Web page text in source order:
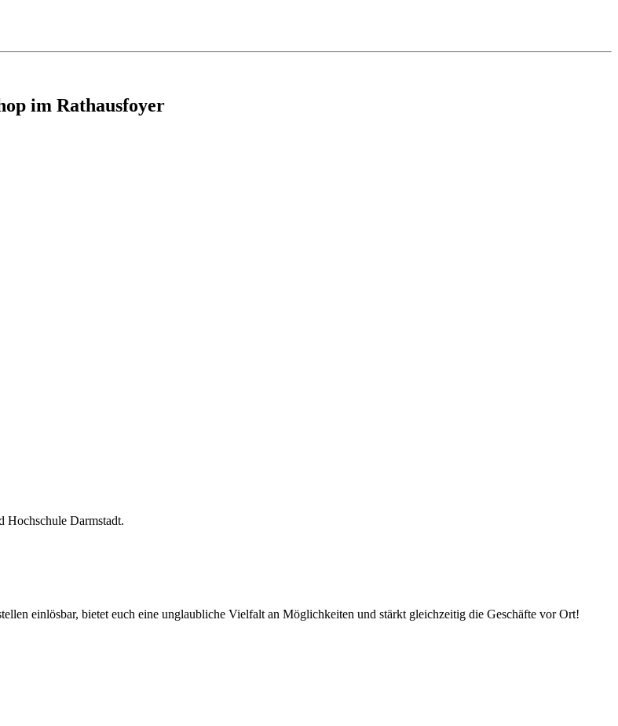
im Rathausfoyer
Hochschule Darmstadt.
einlösbar, bietet euch eine unglaubliche Vielfalt an Möglichkeiten und stärkt gleichzeitig die Geschäfte vor Ort!